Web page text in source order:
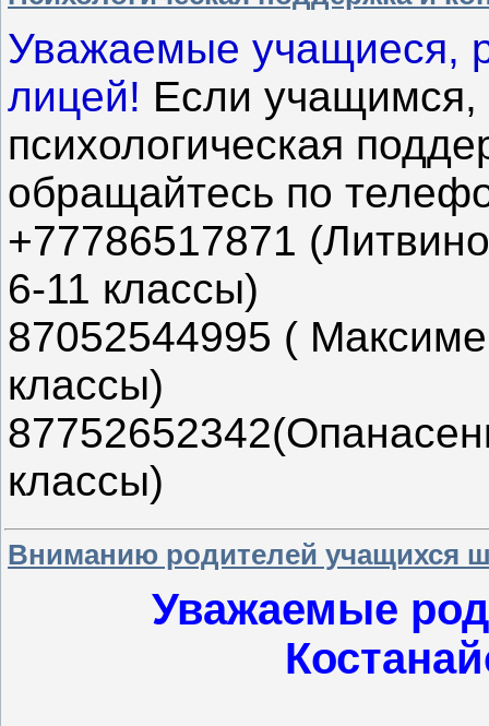
Уважаемые учащиеся,
лицей! Если учащимся,
психологическая
обращайтесь по
+77786517871
6-11 классы)
87052544995 (
классы)
классы)
Вниманию родителей учащихся
Уважаемые